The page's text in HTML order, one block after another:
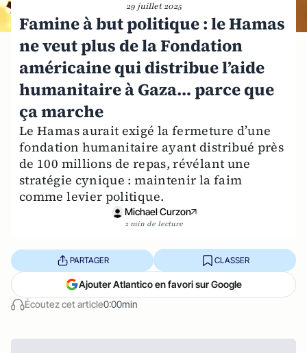
29 juillet 2025
Famine à but politique : le Hamas
ne veut plus de la Fondation
américaine qui distribue l’aide
humanitaire à Gaza… parce que
ça marche
Le Hamas aurait exigé la fermeture d’une
fondation humanitaire ayant distribué près
de 100 millions de repas, révélant une
stratégie cynique : maintenir la faim
comme levier politique.
Michael Curzon
2 min de lecture
Écoutez cet article0:00min
PARTAGER CLASSER
Ajouter Atlantico en favori sur Google